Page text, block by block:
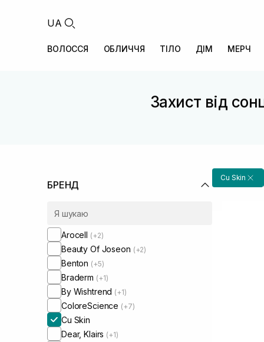
UA
ВОЛОССЯ ОБЛИЧЧЯ ТІЛО ДІМ МЕРЧ
Захист від
БРЕНД
Arocell (+2)
Beauty Of Joseon (+2)
Benton (+5)
Braderm (+1)
By Wishtrend (+1)
ColoreScience (+7)
Cu Skin
Dear, Klairs (+1)
Cu Skin